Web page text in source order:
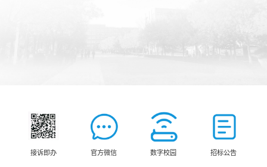
接诉即办 官方微信 数字校园 招标公告